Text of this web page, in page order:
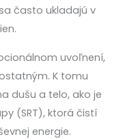
často ukladajú v
uvoľnení,
K tomu
dušu a telo, ako je
(SRT), ktorá čistí
energie.